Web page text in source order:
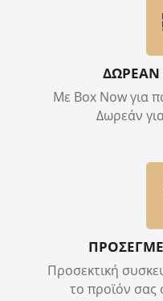
Με Box Now για
Δωρεάν
Προσεκτική
το προϊόν σας